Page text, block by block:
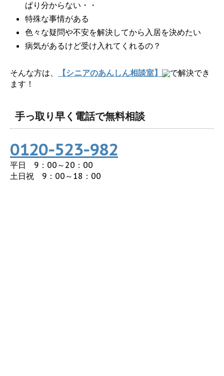
ぱり分からない・・
特殊な事情がある
色々な疑問や不安を解決してから入居を決めたい
病気があるけど受け入れてくれるの？
そんな方は、 【シニアのあんしん相談室】
で解決でき
ます！
手っ取り早く電話で無料相談
0120-523-982
平日 9：00～20：00
土日祝 9：00～18：00